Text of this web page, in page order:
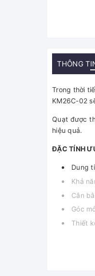
THÔNG
Trong thời
KM26C-02
Quạt được
hiệu quả.
ĐẶC TÍNH
Dung
Khả
Cân
Góc
Thiết